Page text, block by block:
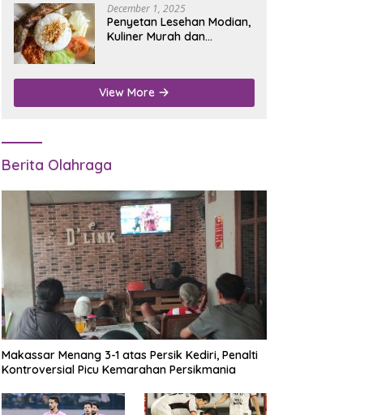
December 1, 2025
Penyetan Lesehan Modian,
Kuliner Murah dan
Nganjuk
View More
Berita Olahraga
Makassar Menang 3-1 atas Persik Kediri, Penalti
Kontroversial Picu Kemarahan Persikmania